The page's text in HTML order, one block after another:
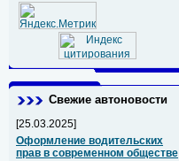
Свежие автоновости
[25.03.2025]
Оформление водительских
прав в современном обществе